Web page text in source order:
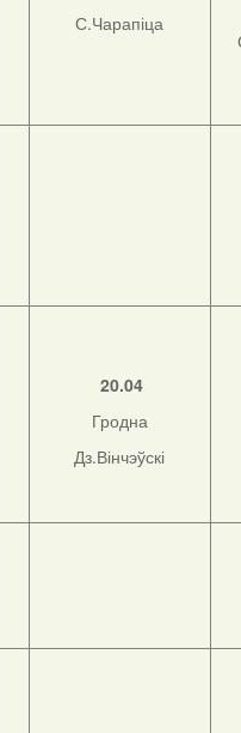
С.Чарапіца
20.04
Гродна
Дз.Вінчэўскі